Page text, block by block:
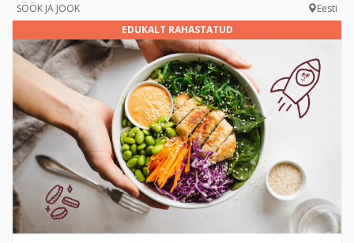
SÖÖK JA JOOK
Eesti
EDUKALT RAHASTATUD